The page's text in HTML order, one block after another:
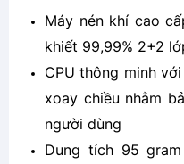
Máy nén khí cao
khiết 99,99% 2+2
CPU thông minh
xoay chiều nhằm
người dùng
Dung tích 95